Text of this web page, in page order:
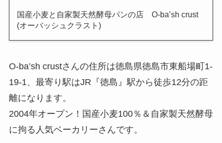
国産小麦と自家製天然酵母パンの店 O-ba’sh crust
(オーバッシュクラスト)
O-ba’sh crustさんの住所は徳島県徳島市東船場町1-
19-1、最寄り駅はJR『徳島』駅から徒歩12分の距
離になります。
2004年オープン！国産小麦100％＆自家製天然酵母
に拘る人気ベーカリーさんです。